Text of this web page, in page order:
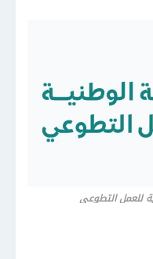
للعمل التطوعي